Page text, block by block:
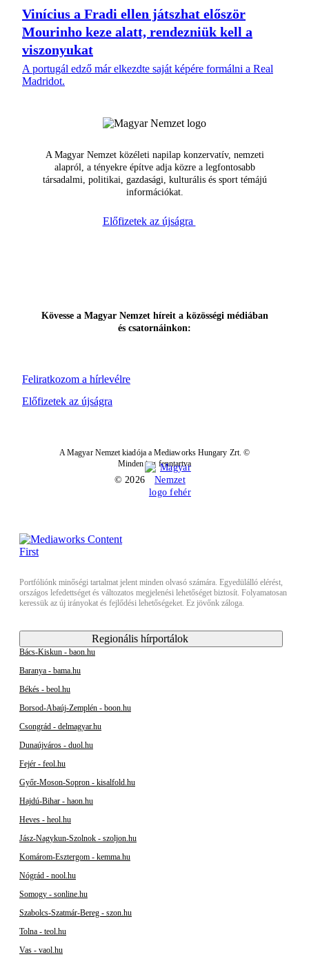
Vinícius a Fradi ellen játszhat először
Mourinho keze alatt, rendezniük kell a
viszonyukat
A portugál edző már elkezdte saját képére formálni a Real
Madridot.
A Magyar Nemzet közéleti napilap konzervatív, nemzeti
alapról, a tényekre építve adja közre a legfontosabb
társadalmi, politikai, gazdasági, kulturális és sport témájú
információkat.
Előfizetek az újságra
Feliratkozom a hírlevélre
Kövesse a Magyar Nemzet híreit a közösségi médiában
és csatornáinkon:
Előfizetek az újságra
A Magyar Nemzet kiadója a Mediaworks Hungary Zrt. ©
Minden jog fenntartva
© 2026
Portfóliónk minőségi tartalmat jelent minden olvasó számára. Egyedülálló elérést,
országos lefedettséget és változatos megjelenési lehetőséget biztosít. Folyamatosan
keressük az új irányokat és fejlődési lehetőségeket. Ez jövőnk záloga.
Regionális hírportálok
Bács-Kiskun - baon.hu
Baranya - bama.hu
Békés - beol.hu
Borsod-Abaúj-Zemplén - boon.hu
Csongrád - delmagyar.hu
Dunaújváros - duol.hu
Fejér - feol.hu
Győr-Moson-Sopron - kisalfold.hu
Hajdú-Bihar - haon.hu
Heves - heol.hu
Jász-Nagykun-Szolnok - szoljon.hu
Komárom-Esztergom - kemma.hu
Nógrád - nool.hu
Somogy - sonline.hu
Szabolcs-Szatmár-Bereg - szon.hu
Tolna - teol.hu
Vas - vaol.hu